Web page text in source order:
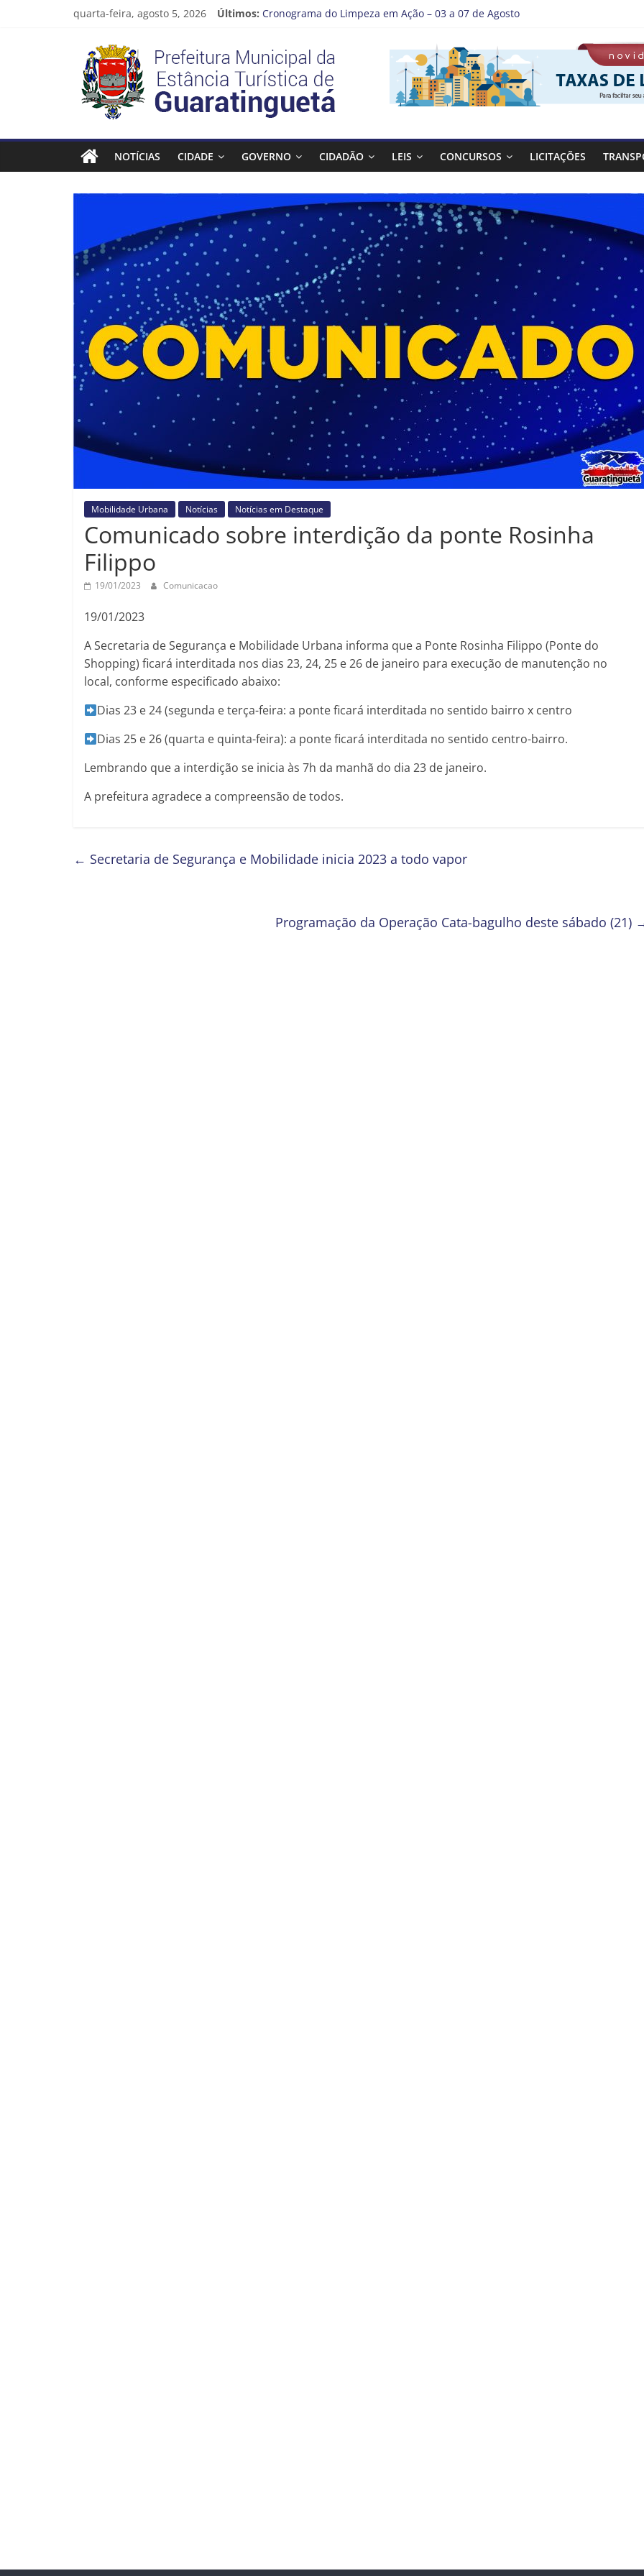
quarta-feira, agosto 5, 2026 Últimos: Cronograma do Limpeza em Ação – 03 a 07 de Agosto
Vem conferir como nossos alunos estão ainda mais lindos!
CRONOGRAMA DE LAVAGEM E LIMPEZA DOS RESERVATÓRIOS
Guaratinguetá se destaca em competições esportivas da região
Prefeitura
Estância
Turística
Guaratinguetá
Turística
Guaratinguetá
NOTÍCIAS CIDADE GOVERNO CIDADÃO LEIS CONCURSOS LICITAÇÕES
Mobilidade Urbana Notícias Notícias em Destaque
Comunicado sobre interdição da ponte Rosinha
Filippo
19/01/2023 Comunicacao
19/01/2023
A Secretaria de Segurança e Mobilidade Urbana informa que a Ponte Rosinha Filippo (Ponte do
Shopping) ficará interditada nos dias 23, 24, 25 e 26 de janeiro para execução de manutenção no
local, conforme especificado abaixo:
Dias 23 e 24 (segunda e terça-feira: a ponte ficará interditada no sentido bairro x centro
Dias 25 e 26 (quarta e quinta-feira): a ponte ficará interditada no sentido centro-bairro.
Lembrando que a interdição se inicia às 7h da manhã do dia 23 de janeiro.
A prefeitura agradece a compreensão de todos.
← Secretaria de Segurança e Mobilidade inicia 2023 a todo vapor
Programação da Operação Cata-bagulho deste sábado (21)